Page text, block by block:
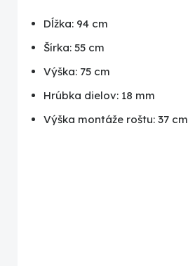
Dĺžka: 94 cm
Šírka: 55 cm
Výška: 75 cm
Hrúbka dielov: 18 mm
Výška montáže roštu: 37 cm